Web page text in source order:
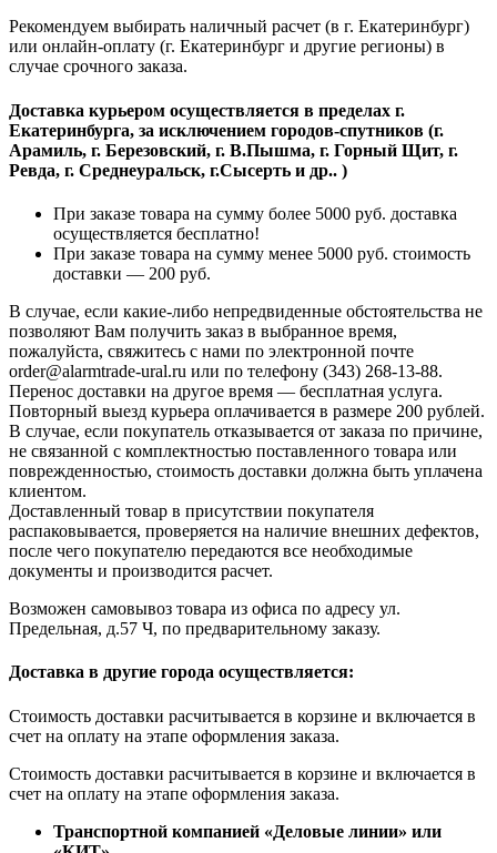
Рекомендуем выбирать наличный расчет (в г. Екатеринбург)
или онлайн-оплату (г. Екатеринбург и другие регионы) в
случае срочного заказа.
Доставка курьером осуществляется в пределах г.
Екатеринбурга, за исключением городов-спутников (г.
Арамиль, г. Березовский, г. В.Пышма, г. Горный Щит, г.
Ревда, г. Среднеуральск, г.Сысерть и др.. )
При заказе товара на сумму более 5000 руб. доставка
осуществляется бесплатно!
При заказе товара на сумму менее 5000 руб. стоимость
доставки — 200 руб.
В случае, если какие-либо непредвиденные обстоятельства не
позволяют Вам получить заказ в выбранное время,
пожалуйста, свяжитесь с нами по электронной почте
order@alarmtrade-ural.ru или по телефону (343) 268-13-88.
Перенос доставки на другое время — бесплатная услуга.
Повторный выезд курьера оплачивается в размере 200 рублей.
В случае, если покупатель отказывается от заказа по причине,
не связанной с комплектностью поставленного товара или
поврежденностью, стоимость доставки должна быть уплачена
клиентом.
Доставленный товар в присутствии покупателя
распаковывается, проверяется на наличие внешних дефектов,
после чего покупателю передаются все необходимые
документы и производится расчет.
Возможен самовывоз товара из офиса по адресу ул.
Предельная, д.57 Ч, по предварительному заказу.
Доставка в другие города осуществляется:
Стоимость доставки расчитывается в корзине и включается в
счет на оплату на этапе оформления заказа.
Стоимость доставки расчитывается в корзине и включается в
счет на оплату на этапе оформления заказа.
Транспортной компанией «Деловые линии» или